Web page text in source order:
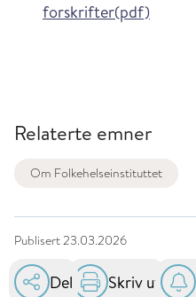
forskrifter(pdf)
Relaterte emner
Om Folkehelseinstituttet
Publisert23.03.2026
Del Skriv ut